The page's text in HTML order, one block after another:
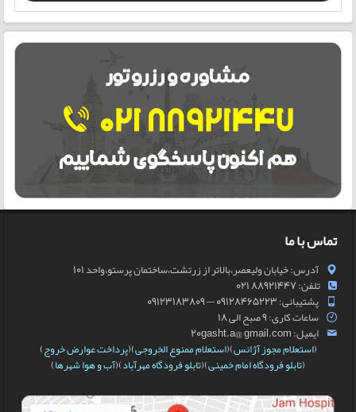
تماس با ما
آدرس: خیابان ولیعصر،بالاتر از زرتشت،ساختمان پرستو،واحد 101
تلفن: 88921447 021
پشتیبانی: 09128465223 — 09123183809
ساعات کاری: 9 صبح الی 18
ایمیل: 20gasht.a@ gmail.com
(استعلام مجوز آژانس)(استعلام ممنوع الخروجی)(پرداخت عوارض خروج)
(تابلو فرودگاه امام خمینی)(تابلو فرودگاه مهرآباد)(آب و هوا شهرها)